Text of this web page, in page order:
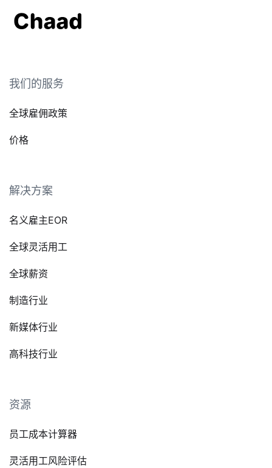
我们的服务
全球雇佣政策
价格
解决方案
名义雇主EOR
全球灵活用工
全球薪资
制造行业
新媒体行业
高科技行业
资源
员工成本计算器
灵活用工风险评估